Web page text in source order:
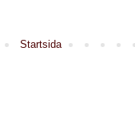
Startsida